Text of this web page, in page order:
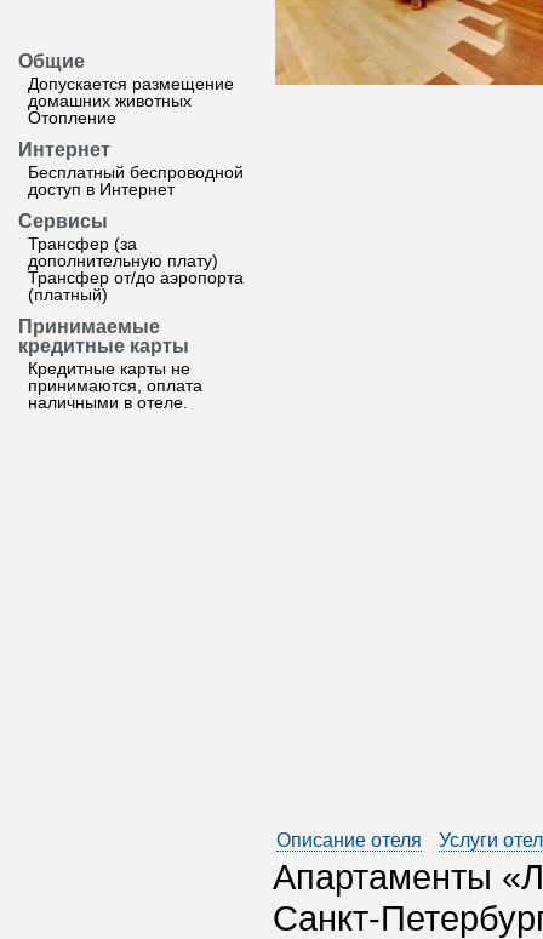
Общие
Допускается размещение
домашних животных
Отопление
Интернет
Бесплатный беспроводной
доступ в Интернет
Сервисы
Трансфер (за
дополнительную плату)
Трансфер от/до аэропорта
(платный)
Принимаемые
кредитные карты
Кредитные карты не
принимаются, оплата
наличными в отеле.
Описание отеля Услуги
Апартаменты
Санкт-